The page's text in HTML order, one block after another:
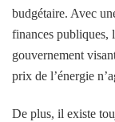
budgétaire. Avec
finances publiques,
gouvernement
prix de l’énergie
De plus, il existe